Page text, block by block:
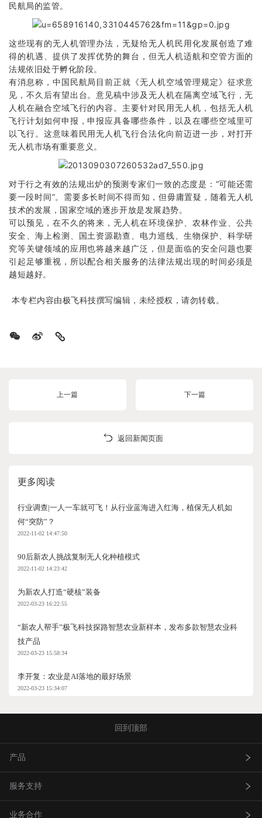
民航局的监管。
这些现有的无人机管理办法，无疑给无人机民用化发展创造了难
得的机遇、提供了发挥优势的舞台，但无人机适航和空管方面的
法规依旧处于孵化阶段。
有消息称，中国民航局目前正就《无人机空域管理规定》征求意
见，不久后有望出台。意见稿中涉及无人机在隔离空域飞行，无
人机在融合空域飞行的内容。主要针对民用无人机，包括无人机
飞行计划如何申报，申报应具备哪些条件，以及在哪些空域里可
以飞行。这意味着民用无人机飞行合法化向前迈进一步，对打开
无人机市场有重要意义。
对于行之有效的法规出炉的预测专家们一致的态度是：“可能还需
要一段时间”。需要多长时间不得而知，但毋庸置疑，随着无人机
技术的发展，国家空域的逐步开放是发展趋势。
可以预见，在不久的将来，无人机在环境保护、农林作业、公共
安全、海上检测、国土资源勘查、电力巡线、生物保护、科学研
究等关键领域的应用也将越来越广泛，但是面临的安全问题也要
引起足够重视，所以配合相关服务的法律法规出现的时间必须是
越短越好。
本专栏内容由极飞科技撰写编辑，未经授权，请勿转载。
上一篇 下一篇
返回新闻页面
更多阅读
行业调查|一人一车就可飞！从行业蓝海进入红海，植保无人机如
何“突防”？
2022-11-02 14:47:50
90后新农人挑战复制无人化种植模式
2022-11-02 14:23:42
为新农人打造“硬核”装备
2022-03-23 16:22:55
“新农人帮手”极飞科技探路智慧农业新样本，发布多款智慧农业科
技产品
2022-03-23 15:58:34
李开复：农业是AI落地的最好场景
2022-03-23 15:34:07
回到顶部
产品
农业无人飞机
农业无人车
服务支持
极飞服务
业务合作